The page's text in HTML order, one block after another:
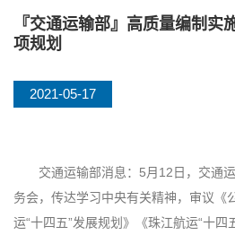
『交通运输部』高质量编制实
项规划
2021-05-17
交通运输部消息：5月12日，交通
务会，传达学习中央有关精神，审议《
运“十四五”发展规划》《珠江航运“十四